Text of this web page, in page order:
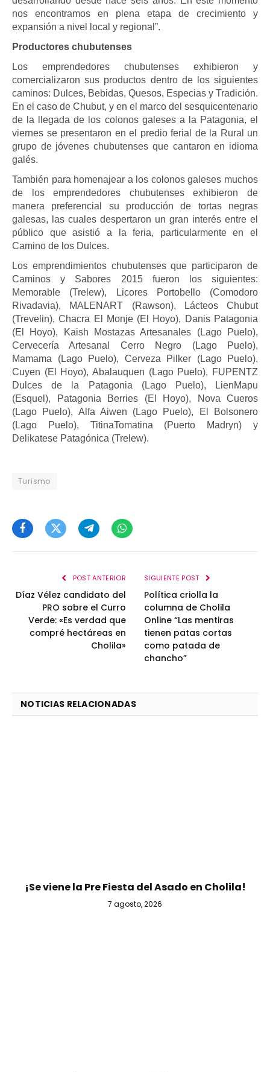
nos encontramos en plena etapa de crecimiento y
expansión a nivel local y regional”.
Productores chubutenses
Los emprendedores chubutenses exhibieron y
comercializaron sus productos dentro de los siguientes
caminos: Dulces, Bebidas, Quesos, Especias y Tradición.
En el caso de Chubut, y en el marco del sesquicentenario
de la llegada de los colonos galeses a la Patagonia, el
viernes se presentaron en el predio ferial de la Rural un
grupo de jóvenes chubutenses que cantaron en idioma
galés.
También para homenajear a los colonos galeses muchos
de los emprendedores chubutenses exhibieron de
manera preferencial su producción de tortas negras
galesas, las cuales despertaron un gran interés entre el
público que asistió a la feria, particularmente en el
Camino de los Dulces.
Los emprendimientos chubutenses que participaron de
Caminos y Sabores 2015 fueron los siguientes:
Memorable (Trelew), Licores Portobello (Comodoro
Rivadavia), MALENART (Rawson), Lácteos Chubut
(Trevelin), Chacra El Monje (El Hoyo), Danis Patagonia
(El Hoyo), Kaish Mostazas Artesanales (Lago Puelo),
Cervecería Artesanal Cerro Negro (Lago Puelo),
Mamama (Lago Puelo), Cerveza Pilker (Lago Puelo),
Cuyen (El Hoyo), Abalauquen (Lago Puelo), FUPENTZ
Dulces de la Patagonia (Lago Puelo), LienMapu
(Esquel), Patagonia Berries (El Hoyo), Nova Cueros
(Lago Puelo), Alfa Aiwen (Lago Puelo), El Bolsonero
(Lago Puelo), TitinaTomatina (Puerto Madryn) y
Delikatese Patagónica (Trelew).
Turismo
FacebookTwitterTelegramWhatsApp
POST ANTERIOR
Díaz Vélez candidato del
PRO sobre el Curro
Verde: «Es verdad que
compré hectáreas en
Cholila»
SIGUIENTE POST
Política criolla la
columna de Cholila
Online “Las mentiras
tienen patas cortas
como patada de
chancho”
NOTICIAS RELACIONADAS
¡Se viene la Pre Fiesta del Asado en Cholila!
7 agosto, 2026